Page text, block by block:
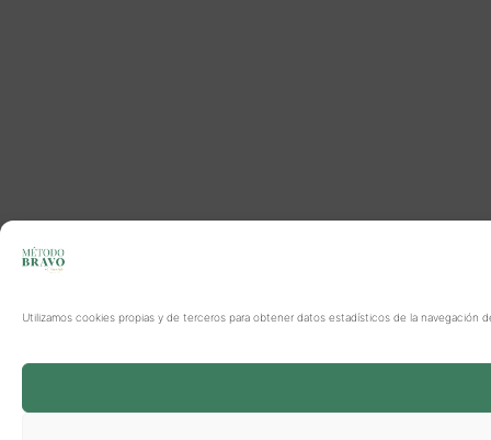
Utilizamos cookies propias y de terceros para obtener datos estadísticos de la navegación